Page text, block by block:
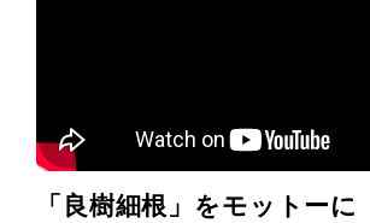
「良樹細根」をモットーに